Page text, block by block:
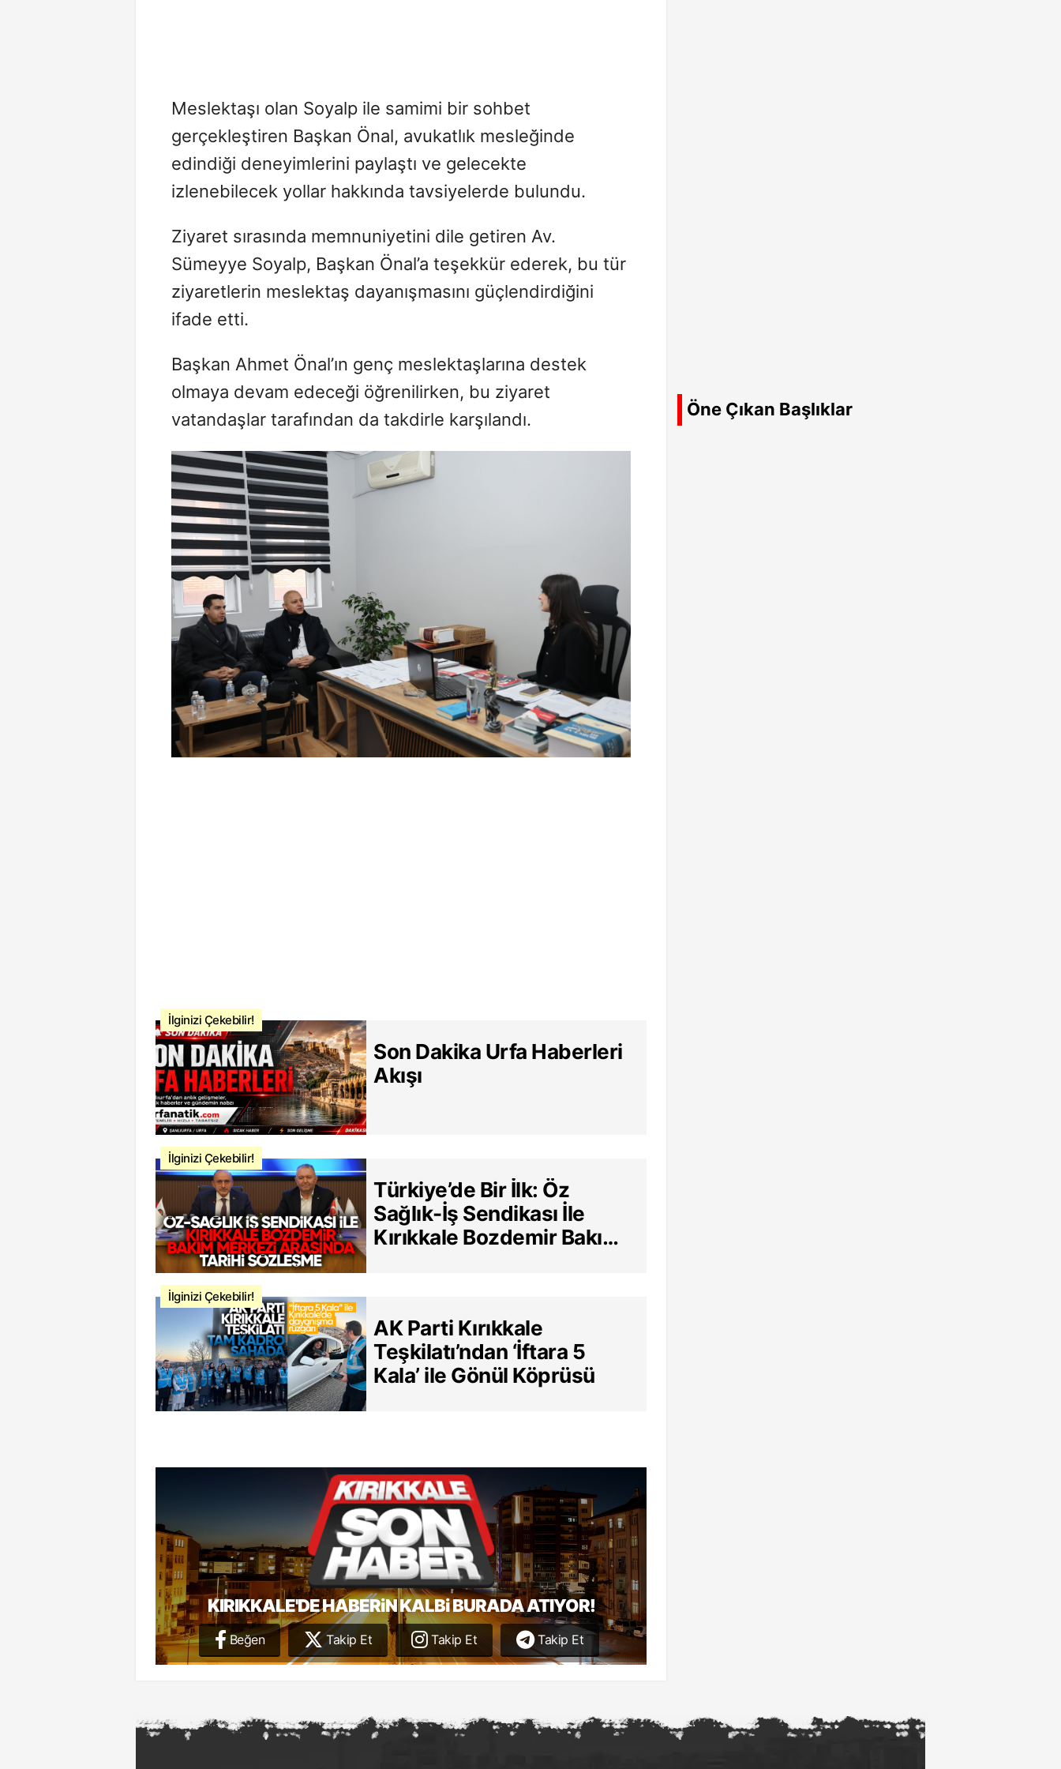
Meslektaşı olan Soyalp ile samimi bir sohbet
gerçekleştiren Başkan Önal, avukatlık mesleğinde
edindiği deneyimlerini paylaştı ve gelecekte
izlenebilecek yollar hakkında tavsiyelerde bulundu.
Ziyaret sırasında memnuniyetini dile getiren Av.
Sümeyye Soyalp, Başkan Önal’a teşekkür ederek, bu tür
ziyaretlerin meslektaş dayanışmasını güçlendirdiğini
ifade etti.
Başkan Ahmet Önal’ın genç meslektaşlarına destek
olmaya devam edeceği öğrenilirken, bu ziyaret
vatandaşlar tarafından da takdirle karşılandı.
İlginizi Çekebilir!
Son Dakika Urfa Haberleri
Akışı
İlginizi Çekebilir!
Türkiye’de Bir İlk: Öz
Sağlık-İş Sendikası İle
Kırıkkale Bozdemir Bakım
İlginizi Çekebilir!
AK Parti Kırıkkale
Teşkilatı’ndan ‘İftara 5
Kala’ ile Gönül Köprüsü
KIRIKKALE'DE HABERiN KALBi BURADA ATIYOR!
Beğen Takip Et Takip Et Takip Et
Öne Çıkan Başlıklar